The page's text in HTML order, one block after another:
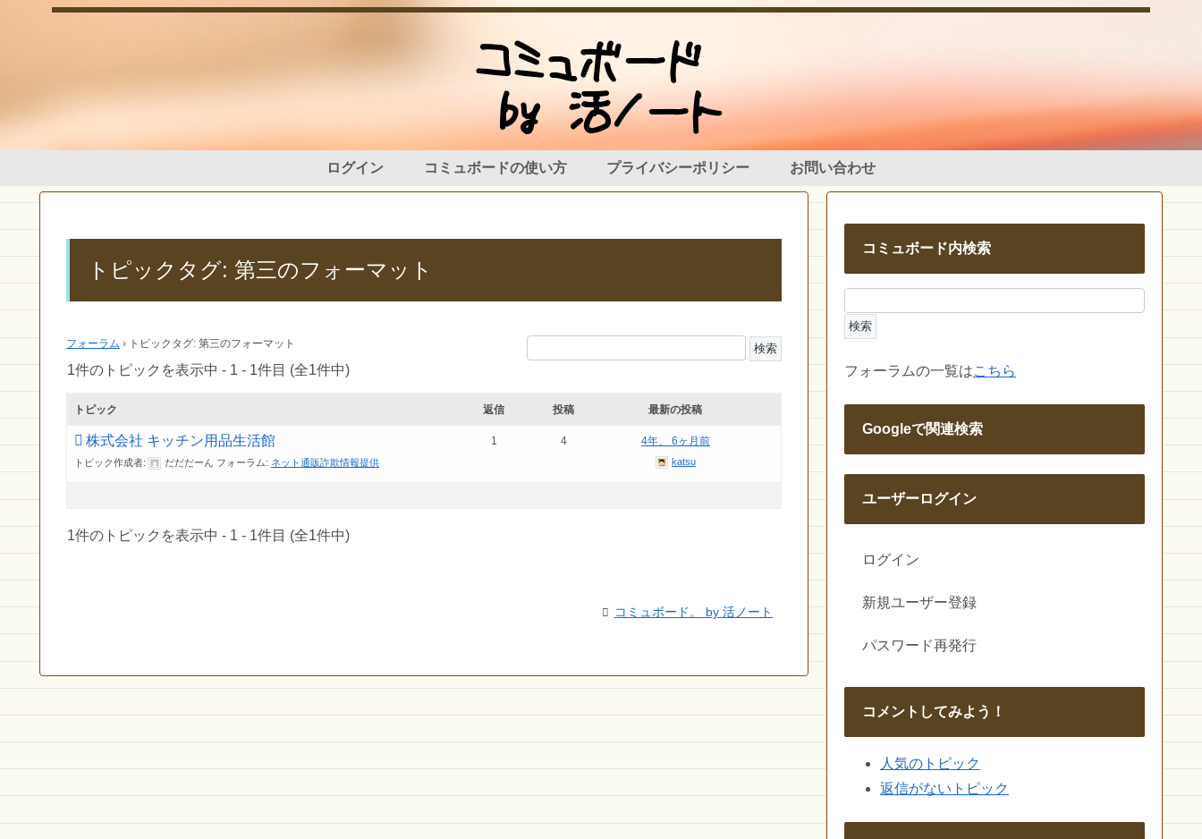
ログイン コミュボードの使い方 プライバシーポリシー お問い合わせ
トピックタグ: 第三のフォーマット
フォーラム › トピックタグ: 第三のフォーマット
1件のトピックを表示中 - 1 - 1件目 (全1件中)
トピック 返信 投稿 最新の投稿
株式会社 キッチン用品生活館
トピック作成者: だだだーん フォーラム: ネット通販詐欺情報提供
1 4 4年、 6ヶ月前
katsu
1件のトピックを表示中 - 1 - 1件目 (全1件中)
コミュボード。 by 活ノート
コミュボード内検索
フォーラムの一覧はこちら
Googleで関連検索
ユーザーログイン
ログイン
新規ユーザー登録
パスワード再発行
コメントしてみよう！
人気のトピック
返信がないトピック